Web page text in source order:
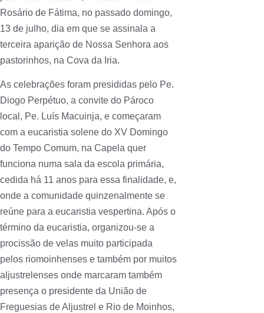
Rosário de Fátima, no passado domingo,
13 de julho, dia em que se assinala a
terceira aparição de Nossa Senhora aos
pastorinhos, na Cova da Iria.
As celebrações foram presididas pelo Pe.
Diogo Perpétuo, a convite do Pároco
local, Pe. Luís Macuinja, e começaram
com a eucaristia solene do XV Domingo
do Tempo Comum, na Capela quer
funciona numa sala da escola primária,
cedida há 11 anos para essa finalidade, e,
onde a comunidade quinzenalmente se
reúne para a eucaristia vespertina. Após o
término da eucaristia, organizou-se a
procissão de velas muito participada
pelos riomoinhenses e também por muitos
aljustrelenses onde marcaram também
presença o presidente da União de
Freguesias de Aljustrel e Rio de Moinhos,